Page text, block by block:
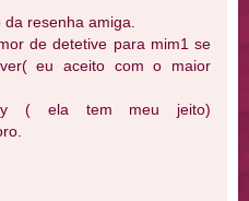
resenha amiga.
de detetive para mim1 se
eu aceito com o maior
( ela tem meu jeito)